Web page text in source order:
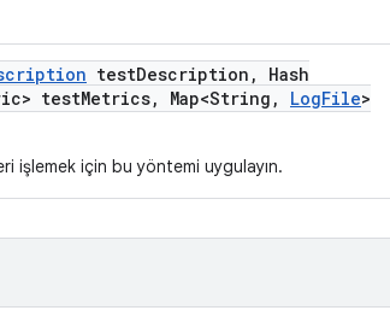
testDescription ,
Hash
testMetrics, Map<String , LogFile>
işlemek için bu yöntemi uygulayın.